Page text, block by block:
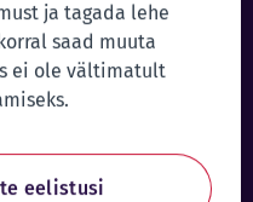
ja tagada lehe
saad muuta
ei ole vältimatult
eelistusi
Sisene iseteenindusse